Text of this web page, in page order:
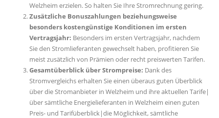
Welzheim erzielen. So halten Sie Ihre Stromrechnung gering.
Zusätzliche Bonuszahlungen beziehungsweise
besonders kostengünstige Konditionen im ersten
Vertragsjahr: Besonders im ersten Vertragsjahr, nachdem
Sie den Stromlieferanten gewechselt haben, profitieren Sie
meist zusätzlich von Prämien oder recht preiswerten Tarifen.
Gesamtüberblick über Strompreise: Dank des
Stromvergleichs erhalten Sie einen überaus guten Überblick
über die Stromanbieter in Welzheim und ihre aktuellen Tarife|
über sämtliche Energielieferanten in Welzheim einen guten
Preis- und Tarifüberblick|die Möglichkeit, sämtliche